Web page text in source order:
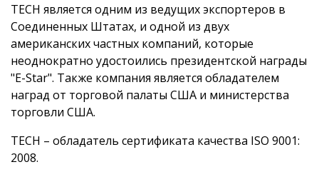
TECH является одним из ведущих экспортеров в
Соединенных Штатах, и одной из двух
американских частных компаний, которые
неоднократно удостоились президентской награды
"E-Star". Также компания является обладателем
наград от торговой палаты США и министерства
торговли США.
TECH – обладатель сертификата качества ISO 9001:
2008.